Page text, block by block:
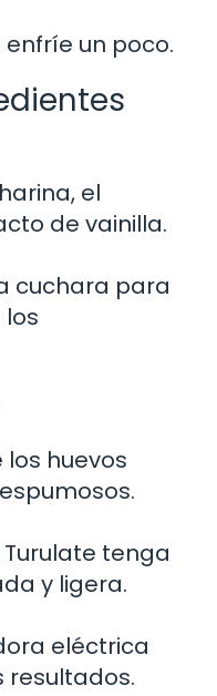
un poco.
el
de vainilla.
cuchara para
huevos
tenga
y ligera.
eléctrica